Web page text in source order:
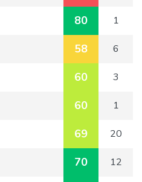
80 1
58 6
60 3
60 1
69 20
70 12